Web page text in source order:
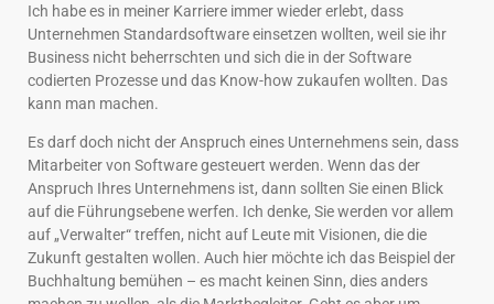
Ich habe es in meiner Karriere immer wieder erlebt, dass
Unternehmen Standardsoftware einsetzen wollten, weil sie ihr
Business nicht beherrschten und sich die in der Software
codierten Prozesse und das Know-how zukaufen wollten. Das
kann man machen.
Es darf doch nicht der Anspruch eines Unternehmens sein, dass
Mitarbeiter von Software gesteuert werden. Wenn das der
Anspruch Ihres Unternehmens ist, dann sollten Sie einen Blick
auf die Führungsebene werfen. Ich denke, Sie werden vor allem
auf „Verwalter“ treffen, nicht auf Leute mit Visionen, die die
Zukunft gestalten wollen. Auch hier möchte ich das Beispiel der
Buchhaltung bemühen – es macht keinen Sinn, dies anders